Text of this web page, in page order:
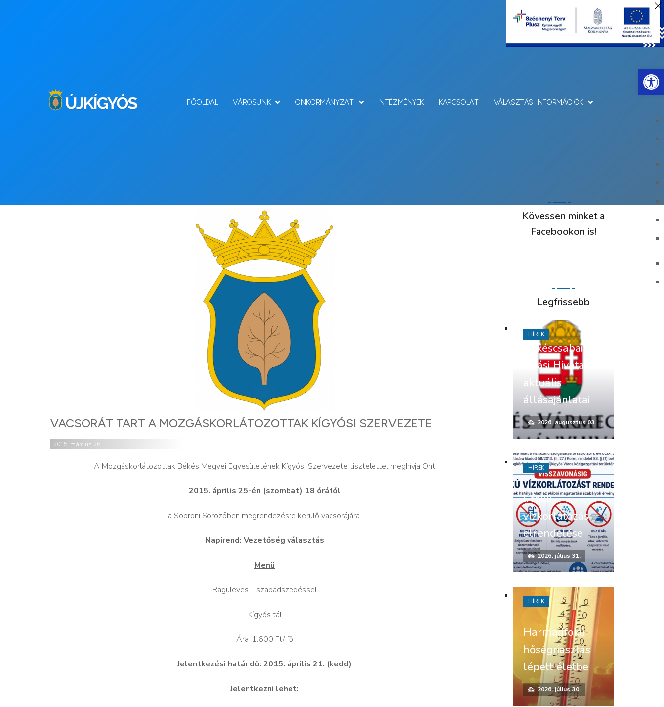
FŐOLDAL VÁROSUNK ÖNKORMÁNYZAT INTÉZMÉNYEK KAPCSOLAT VÁLASZTÁSI INFORMÁCIÓK
VACSORÁT TART A MOZGÁSKORLÁTOZOTTAK KÍGYÓSI SZERVEZETE
2015. március 26.
A Mozgáskorlátozottak Békés Megyei Egyesületének Kígyósi Szervezete tisztelettel meghívja Önt
2015. április 25-én (szombat) 18 órától
a Soproni Sörözőben megrendezésre kerülő vacsorájára.
Napirend: Vezetőség választás
Menü
Raguleves – szabadszedéssel
Kígyós tál
Ára: 1.600 Ft/ fő
Jelentkezési határidő: 2015. április 21. (kedd)
Jelentkezni lehet:
Kövessen minket a
Facebookon is!
Legfrissebb
Békéscsabai
Járási Hivatal
aktuális
állásajánlatai
2026. augusztus 03.
HÍREK
I. fokú
vízkorlátozás
elrendelése
2026. július 31.
HÍREK
Harmadfokú
hőségriasztás
lépett életbe
2026. július 30.
HÍREK